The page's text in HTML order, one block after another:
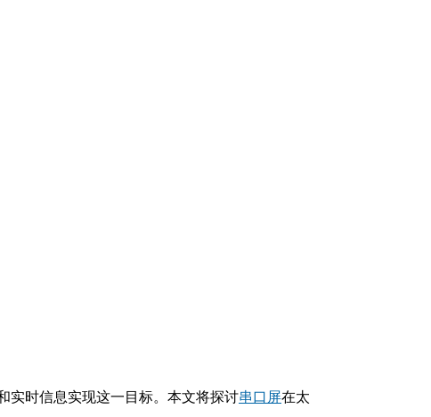
实时信息实现这一目标。本文将探讨串口屏在太